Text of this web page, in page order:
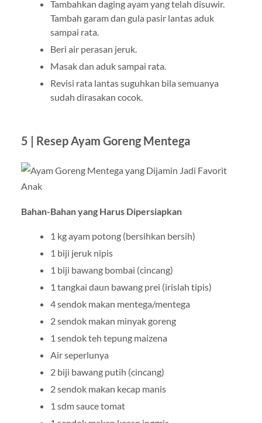
Tambahkan daging ayam yang telah disuwir.
Tambah garam dan gula pasir lantas aduk
sampai rata.
Beri air perasan jeruk.
Masak dan aduk sampai rata.
Revisi rata lantas suguhkan bila semuanya
sudah dirasakan cocok.
5 | Resep Ayam Goreng Mentega
Bahan-Bahan yang Harus Dipersiapkan
1 kg ayam potong (bersihkan bersih)
1 biji jeruk nipis
1 biji bawang bombai (cincang)
1 tangkai daun bawang prei (irislah tipis)
4 sendok makan mentega/mentega
2 sendok makan minyak goreng
1 sendok teh tepung maizena
Air seperlunya
2 biji bawang putih (cincang)
2 sendok makan kecap manis
1 sdm sauce tomat